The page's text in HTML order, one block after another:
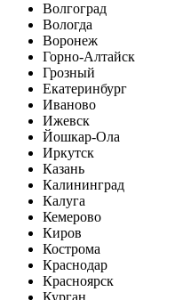
Волгоград
Вологда
Воронеж
Горно-Алтайск
Грозный
Екатеринбург
Иваново
Ижевск
Йошкар-Ола
Иркутск
Казань
Калининград
Калуга
Кемерово
Киров
Кострома
Краснодар
Красноярск